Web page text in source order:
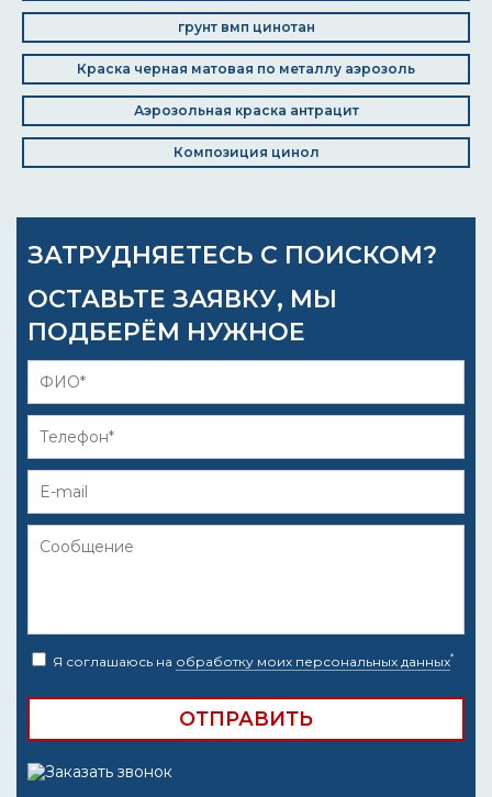
грунт вмп цинотан
Краска черная матовая по металлу аэрозоль
Аэрозольная краска антрацит
Композиция цинол
ЗАТРУДНЯЕТЕСЬ С ПОИСКОМ?
ОСТАВЬТЕ ЗАЯВКУ, МЫ
ПОДБЕРЁМ НУЖНОЕ
Я соглашаюсь на обработку моих персональных данных*